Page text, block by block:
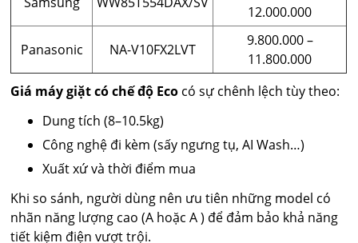
12.000.000
Panasonic NA-V10FX2LVT
9.800.000 –
11.800.000
Giá máy giặt có chế độ Eco có sự chênh lệch tùy theo:
Dung tích (8–10.5kg)
Công nghệ đi kèm (sấy ngưng tụ, AI Wash…)
Xuất xứ và thời điểm mua
Khi so sánh, người dùng nên ưu tiên những model có
nhãn năng lượng cao (A hoặc A ) để đảm bảo khả năng
tiết kiệm điện vượt trội.